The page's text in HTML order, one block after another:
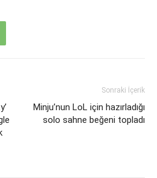
Sonraki İçerik
Minju’nun LoL için hazırladığı
solo sahne beğeni topladı